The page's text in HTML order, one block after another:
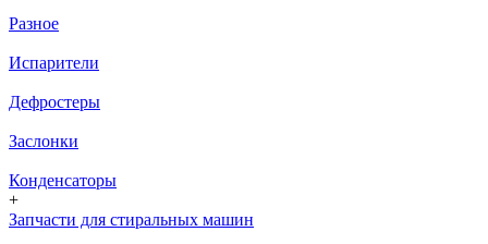
Разное
Испарители
Дефростеры
Заслонки
Конденсаторы
+
Запчасти для стиральных машин